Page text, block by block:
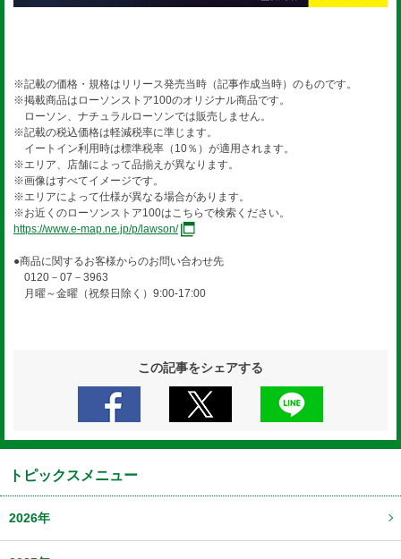
※記載の価格・規格はリリース発売当時（記事作成当時）のものです。
※掲載商品はローソンストア100のオリジナル商品です。
ローソン、ナチュラルローソンでは販売しません。
※記載の税込価格は軽減税率に準じます。
イートイン利用時は標準税率（10％）が適用されます。
※エリア、店舗によって品揃えが異なります。
※画像はすべてイメージです。
※エリアによって仕様が異なる場合があります。
※お近くのローソンストア100はこちらで検索ください。
https://www.e-map.ne.jp/p/lawson/
●商品に関するお客様からのお問い合わせ先
0120－07－3963
月曜～金曜（祝祭日除く）9:00-17:00
この記事をシェアする
トピックスメニュー
2026年